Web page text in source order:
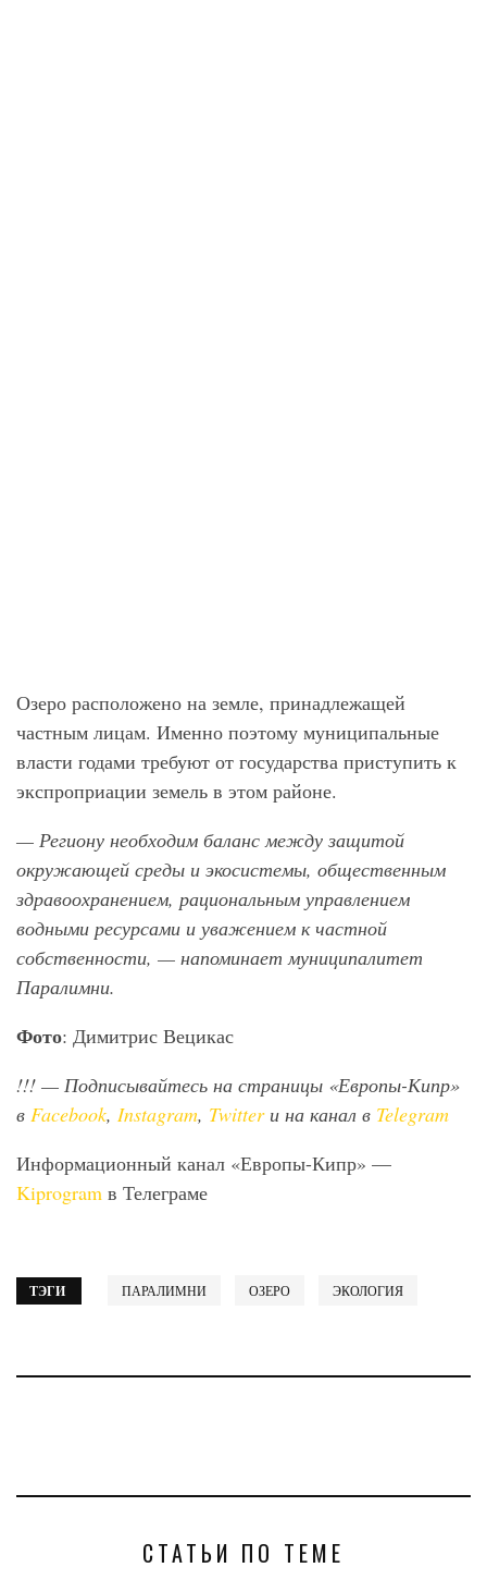
Озеро расположено на земле, принадлежащей
частным лицам. Именно поэтому муниципальные
власти годами требуют от государства приступить к
экспроприации земель в этом районе.
— Региону необходим баланс между защитой
окружающей среды и экосистемы, общественным
здравоохранением, рациональным управлением
водными ресурсами и уважением к частной
собственности, — напоминает муниципалитет
Паралимни.
Фото: Димитрис Вецикас
!!! — Подписывайтесь на страницы «Европы-Кипр»
в Facebook, Instagram, Twitterи на канал в Telegram
Информационный канал «Европы-Кипр» —
Kiprogram в Телеграме
ТЭГИ ПАРАЛИМНИ ОЗЕРО ЭКОЛОГИЯ
СТАТЬИ ПО ТЕМЕ